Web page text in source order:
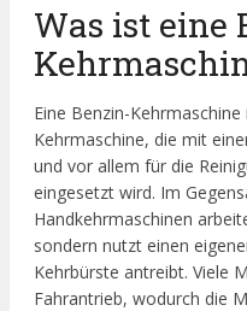
Was ist eine
Eine Benzin-
Kehrmaschine, die mit
und vor allem für die
eingesetzt wird. Im
Handkehrmaschinen
sondern nutzt einen
Kehrbürste antreibt. Viele
Fahrantrieb, wodurch die